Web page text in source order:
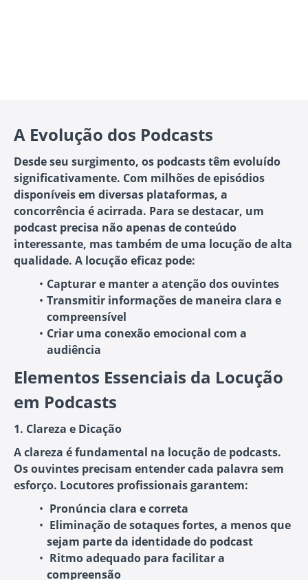
A Evolução dos Podcasts
Desde seu surgimento, os podcasts têm evoluído
significativamente. Com milhões de episódios
disponíveis em diversas plataformas, a
concorrência é acirrada. Para se destacar, um
podcast precisa não apenas de conteúdo
interessante, mas também de uma locução de alta
qualidade. A locução eficaz pode:
Capturar e manter a atenção dos ouvintes
Transmitir informações de maneira clara e
compreensível
Criar uma conexão emocional com a
audiência
Elementos Essenciais da Locução
em Podcasts
1. Clareza e Dicação
A clareza é fundamental na locução de podcasts.
Os ouvintes precisam entender cada palavra sem
esforço. Locutores profissionais garantem:
Pronúncia clara e correta
Eliminação de sotaques fortes, a menos que
sejam parte da identidade do podcast
Ritmo adequadopara facilitar a
compreensão